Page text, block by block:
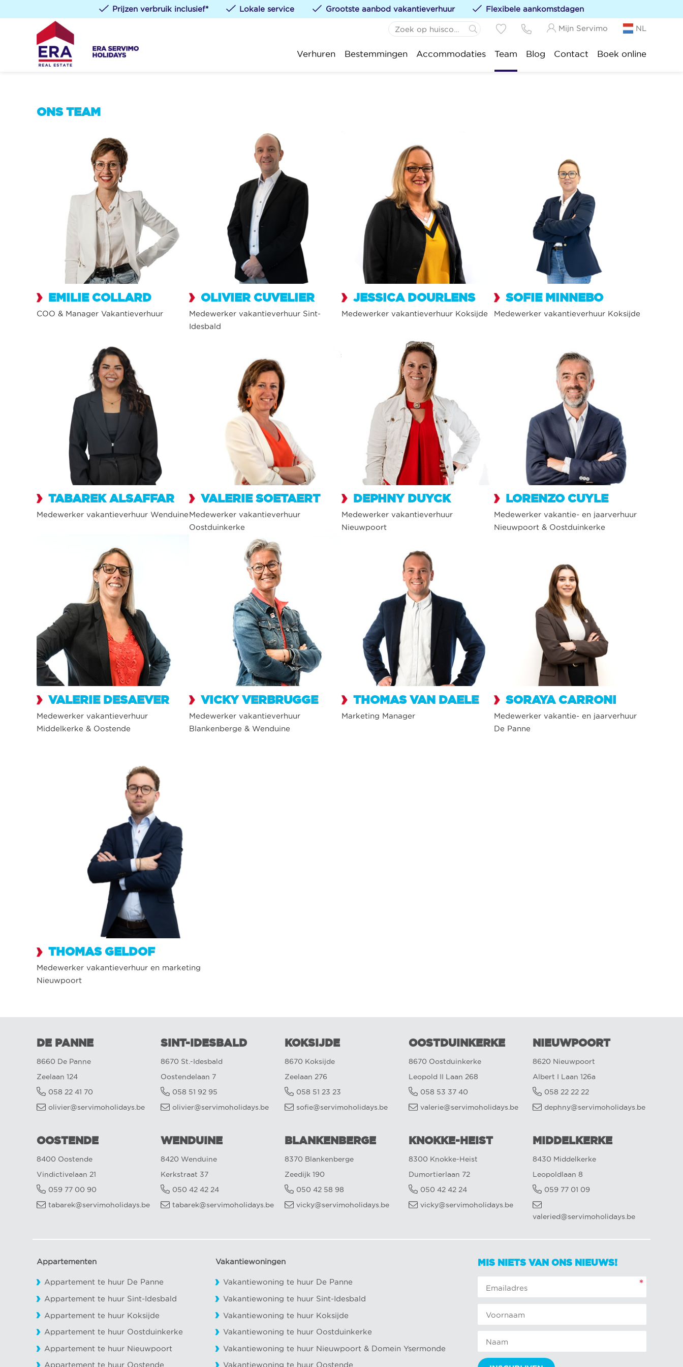
Prijzen verbruik inclusief* Lokale service Grootste aanbod vakantieverhuur Flexibele aankomstdagen
Je kunt accommodaties toevoegen aan uw favorieten door op het
te
Mijn Servimo NL
Verhuren Bestemmingen Accommodaties Team Blog Contact Boek online
ONS TEAM
EMILIE COLLARD
COO & Manager Vakantieverhuur
OLIVIER CUVELIER
Medewerker vakantieverhuur Sint-
Idesbald
JESSICA DOURLENS
Medewerker vakantieverhuur Koksijde
SOFIE MINNEBO
Medewerker vakantieverhuur Koksijde
TABAREK ALSAFFAR
Medewerker vakantieverhuur Wenduine
VALERIE SOETAERT
Medewerker vakantieverhuur
Oostduinkerke
DEPHNY DUYCK
Medewerker vakantieverhuur
Nieuwpoort
LORENZO CUYLE
Medewerker vakantie- en jaarverhuur
Nieuwpoort & Oostduinkerke
VALERIE DESAEVER
Medewerker vakantieverhuur
Middelkerke & Oostende
VICKY VERBRUGGE
Medewerker vakantieverhuur
Blankenberge & Wenduine
THOMAS VAN DAELE
Marketing Manager
SORAYA CARRONI
Medewerker vakantie- en jaarverhuur
De Panne
THOMAS GELDOF
Medewerker vakantieverhuur en marketing
Nieuwpoort
DE PANNE
8660 De Panne
Zeelaan 124
058 22 41 70
olivier@servimoholidays.be
SINT-IDESBALD
8670 St.-Idesbald
Oostendelaan 7
058 51 92 95
olivier@servimoholidays.be
KOKSIJDE
8670 Koksijde
Zeelaan 276
058 51 23 23
sofie@servimoholidays.be
OOSTDUINKERKE
8670 Oostduinkerke
Leopold II Laan 268
058 53 37 40
valerie@servimoholidays.be
NIEUWPOORT
8620 Nieuwpoort
Albert I Laan 126a
058 22 22 22
dephny@servimoholidays.be
OOSTENDE
8400 Oostende
Vindictivelaan 21
059 77 00 90
tabarek@servimoholidays.be
WENDUINE
8420 Wenduine
Kerkstraat 37
050 42 42 24
tabarek@servimoholidays.be
BLANKENBERGE
8370 Blankenberge
Zeedijk 190
050 42 58 98
vicky@servimoholidays.be
KNOKKE-HEIST
8300 Knokke-Heist
Dumortierlaan 72
050 42 42 24
vicky@servimoholidays.be
MIDDELKERKE
8430 Middelkerke
Leopoldlaan 8
059 77 01 09
valeried@servimoholidays.be
Appartementen
Appartement te huur De Panne
Appartement te huur Sint-Idesbald
Appartement te huur Koksijde
Appartement te huur Oostduinkerke
Appartement te huur Nieuwpoort
Appartement te huur Oostende
Vakantiewoningen
Vakantiewoning te huur De Panne
Vakantiewoning te huur Sint-Idesbald
Vakantiewoning te huur Koksijde
Vakantiewoning te huur Oostduinkerke
Vakantiewoning te huur Nieuwpoort& Domein Ysermonde
Vakantiewoning te huur Oostende
MIS NIETS VAN ONS NIEUWS!
*